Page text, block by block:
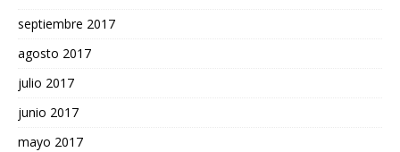
septiembre 2017
agosto 2017
julio 2017
junio 2017
mayo 2017